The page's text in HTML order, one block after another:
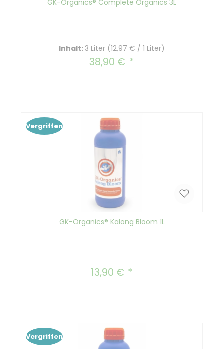
GK-Organics® Complete Organics 3L
Inhalt:3 Liter (12,97 € / 1 Liter)
Regulärer Preis:
38,90 €
Vergriffen
GK-Organics® Kalong Bloom 1L
Regulärer Preis:
13,90 €
Vergriffen